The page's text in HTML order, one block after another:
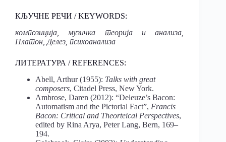
КЉУЧНЕ РЕЧИ / KEYWORDS:
композиција, музичка теориjа и анализа,
Платон, Делез, психоанализа
ЛИТЕРАТУРА / REFERENCES:
Abell, Arthur (1955): Talks with great
composers, Citadel Press, New York.
Ambrose, Daren (2012): “Deleuze’s Bacon:
Automatism and the Pictorial Fact”, Francis
Bacon: Critical and Theorteical Perspectives,
edited by Rina Arya, Peter Lang, Bern, 169–
194.